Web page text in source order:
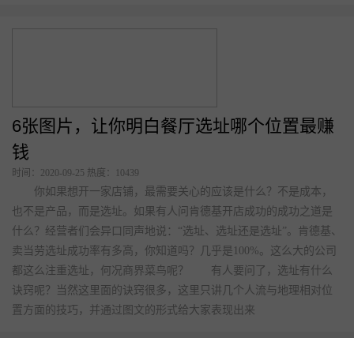
6张图片，让你明白餐厅选址哪个位置最赚
钱
时间：2020-09-25 热度：10439
你如果想开一家店铺，最需要关心的应该是什么？不是成本，
也不是产品，而是选址。如果有人问肯德基开店成功的成功之道是
什么？经营者们会异口同声地说：“选址、选址还是选址”。肯德基、
卖当劳选址成功率有多高，你知道吗？几乎是100%。这么大的公司
都这么注重选址，何况商界菜鸟呢？ 有人要问了，选址有什么
诀窍呢？当然这里面的诀窍很多，这里只讲几个人流与地理相对位
置方面的技巧，并通过图文的形式给大家表现出来